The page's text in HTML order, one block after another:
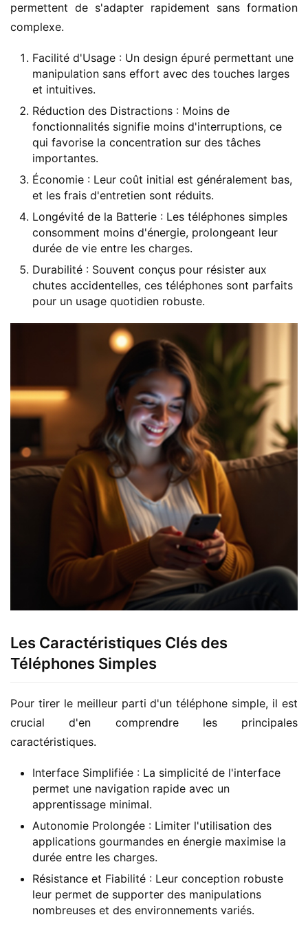
permettent de s'adapter rapidement sans formation
complexe.
Facilité d'Usage : Un design épuré permettant une
manipulation sans effort avec des touches larges
et intuitives.
Réduction des Distractions : Moins de
fonctionnalités signifie moins d'interruptions, ce
qui favorise la concentration sur des tâches
importantes.
Économie : Leur coût initial est généralement bas,
et les frais d'entretien sont réduits.
Longévité de la Batterie : Les téléphones simples
consomment moins d'énergie, prolongeant leur
durée de vie entre les charges.
Durabilité : Souvent conçus pour résister aux
chutes accidentelles, ces téléphones sont parfaits
pour un usage quotidien robuste.
Les Caractéristiques Clés des
Téléphones Simples
Pour tirer le meilleur parti d'un téléphone simple, il est
crucial d'en comprendre les principales
caractéristiques.
Interface Simplifiée : La simplicité de l'interface
permet une navigation rapide avec un
apprentissage minimal.
Autonomie Prolongée : Limiter l'utilisation des
applications gourmandes en énergie maximise la
durée entre les charges.
Résistance et Fiabilité : Leur conception robuste
leur permet de supporter des manipulations
nombreuses et des environnements variés.